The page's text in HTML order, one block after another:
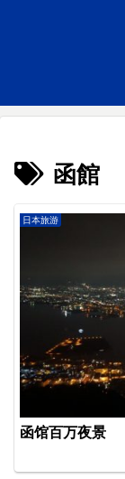
函館
日本旅游
函馆百万夜景